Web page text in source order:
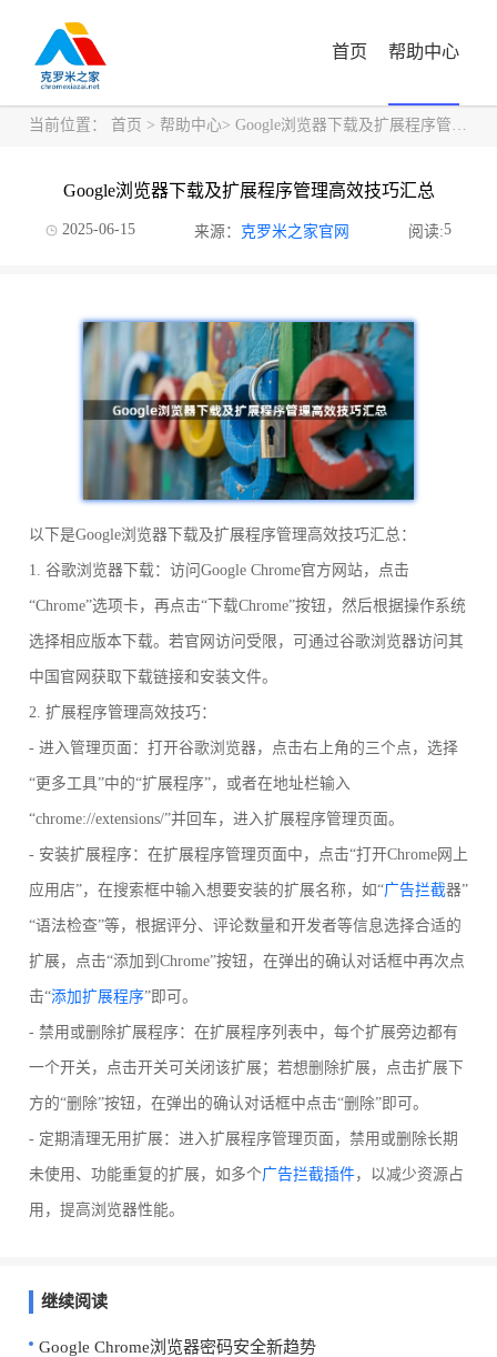
首页 帮助中心
当前位置： 首页 > 帮助中心> Google浏览器下载及扩展程序管理高效技巧汇总
Google浏览器下载及扩展程序管理高效技巧汇总
2025-06-15 来源： 克罗米之家官网 阅读:5
以下是Google浏览器下载及扩展程序管理高效技巧汇总：
1. 谷歌浏览器下载：访问Google Chrome官方网站，点击
“Chrome”选项卡，再点击“下载Chrome”按钮，然后根据操作系统
选择相应版本下载。若官网访问受限，可通过谷歌浏览器访问其
中国官网获取下载链接和安装文件。
2. 扩展程序管理高效技巧：
- 进入管理页面：打开谷歌浏览器，点击右上角的三个点，选择
“更多工具”中的“扩展程序”，或者在地址栏输入
“chrome://extensions/”并回车，进入扩展程序管理页面。
- 安装扩展程序：在扩展程序管理页面中，点击“打开Chrome网上
应用店”，在搜索框中输入想要安装的扩展名称，如“广告拦截器”
“语法检查”等，根据评分、评论数量和开发者等信息选择合适的
扩展，点击“添加到Chrome”按钮，在弹出的确认对话框中再次点
击“添加扩展程序”即可。
- 禁用或删除扩展程序：在扩展程序列表中，每个扩展旁边都有
一个开关，点击开关可关闭该扩展；若想删除扩展，点击扩展下
方的“删除”按钮，在弹出的确认对话框中点击“删除”即可。
- 定期清理无用扩展：进入扩展程序管理页面，禁用或删除长期
未使用、功能重复的扩展，如多个广告拦截插件，以减少资源占
用，提高浏览器性能。
继续阅读
Google Chrome浏览器密码安全新趋势